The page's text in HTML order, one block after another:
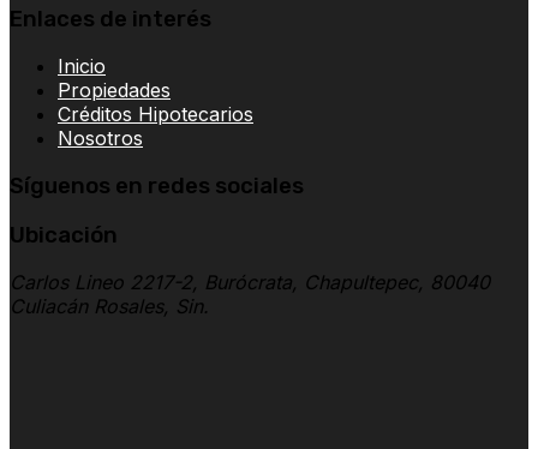
Enlaces de interés
Inicio
Propiedades
Créditos Hipotecarios
Nosotros
Síguenos en redes sociales
Ubicación
Carlos Lineo 2217-2, Burócrata, Chapultepec, 80040
Culiacán Rosales, Sin.